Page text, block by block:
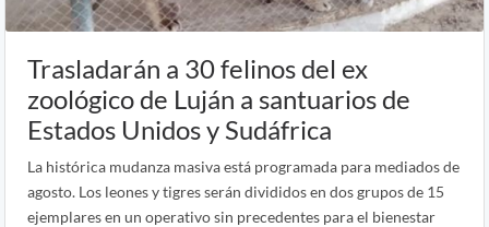
Trasladarán a 30 felinos del ex
zoológico de Luján a santuarios de
Estados Unidos y Sudáfrica
La histórica mudanza masiva está programada para mediados de
agosto. Los leones y tigres serán divididos en dos grupos de 15
ejemplares en un operativo sin precedentes para el bienestar